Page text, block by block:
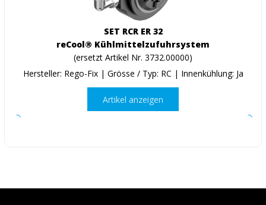
SET RCR ER 32
reCool® Kühlmittelzufuhrsystem
(ersetzt Artikel Nr. 3732.00000)
Hersteller: Rego-Fix | Grösse / Typ: RC | Innenkühlung: Ja
Artikel anzeigen